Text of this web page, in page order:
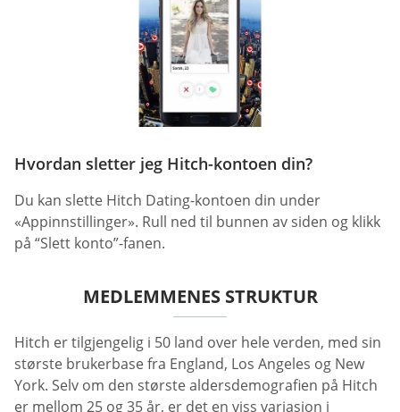
Hvordan sletter jeg Hitch-kontoen din?
Du kan slette Hitch Dating-kontoen din under
«Appinnstillinger». Rull ned til bunnen av siden og klikk
på “Slett konto”-fanen.
MEDLEMMENES STRUKTUR
Hitch er tilgjengelig i 50 land over hele verden, med sin
største brukerbase fra England, Los Angeles og New
York. Selv om den største aldersdemografien på Hitch
er mellom 25 og 35 år, er det en viss variasjon i